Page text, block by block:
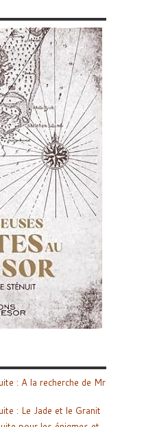
: A la recherche de Mr
: Le Jade et le Granit